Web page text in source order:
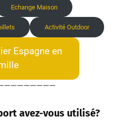
Echange Maison
Activité Outdoor
Espagne en
avez-vous utilisé?